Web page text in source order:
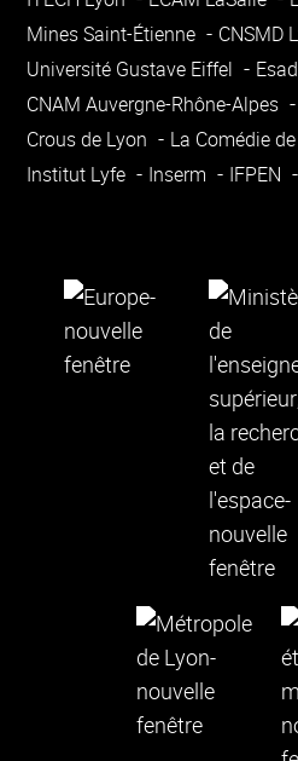
Mines Saint-Étienne
CNSMD
Université Gustave Eiffel
CNAM Auvergne-Rhône-Alpes
Crous de Lyon
La Comédie
Institut Lyfe
Inserm IFPEN